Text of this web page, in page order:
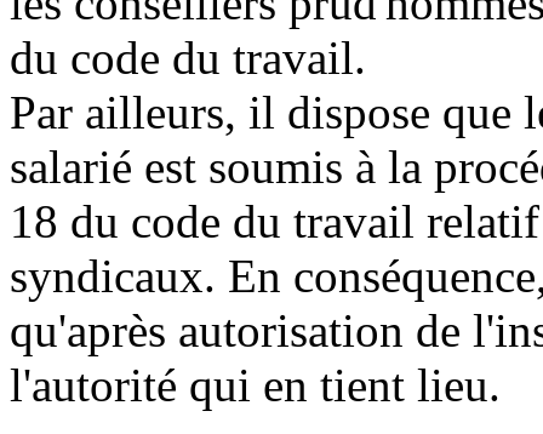
du code du travail.
Par ailleurs, il dispose que
salarié est soumis à la
18 du code du travail
syndicaux. En
qu'après autorisation de
l'autorité qui en tient lieu.